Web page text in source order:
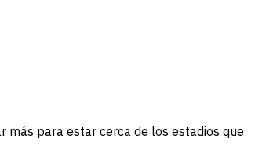
más para estar cerca de los estadios que